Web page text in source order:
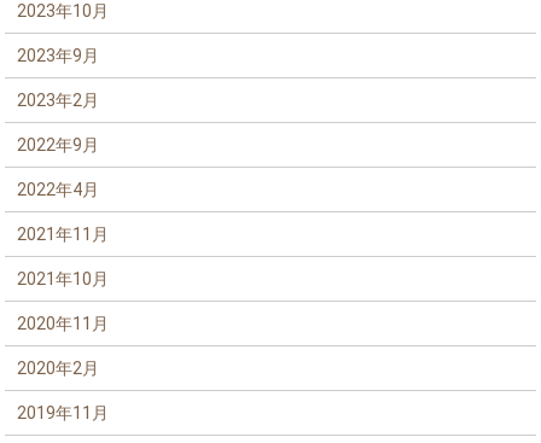
2023年10月
2023年9月
2023年2月
2022年9月
2022年4月
2021年11月
2021年10月
2020年11月
2020年2月
2019年11月